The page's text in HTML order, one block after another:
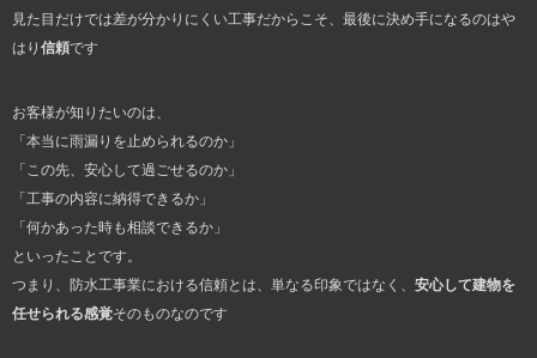
見た目だけでは差が分かりにくい工事だからこそ、最後に決め手になるのはや
はり 信頼です
お客様が知りたいのは、
「本当に雨漏りを止められるのか」
「この先、安心して過ごせるのか」
「工事の内容に納得できるか」
「何かあった時も相談できるか」
といったことです。
つまり、防水工事業における信頼とは、単なる印象ではなく、 安心して建物を
任せられる感覚そのものなのです